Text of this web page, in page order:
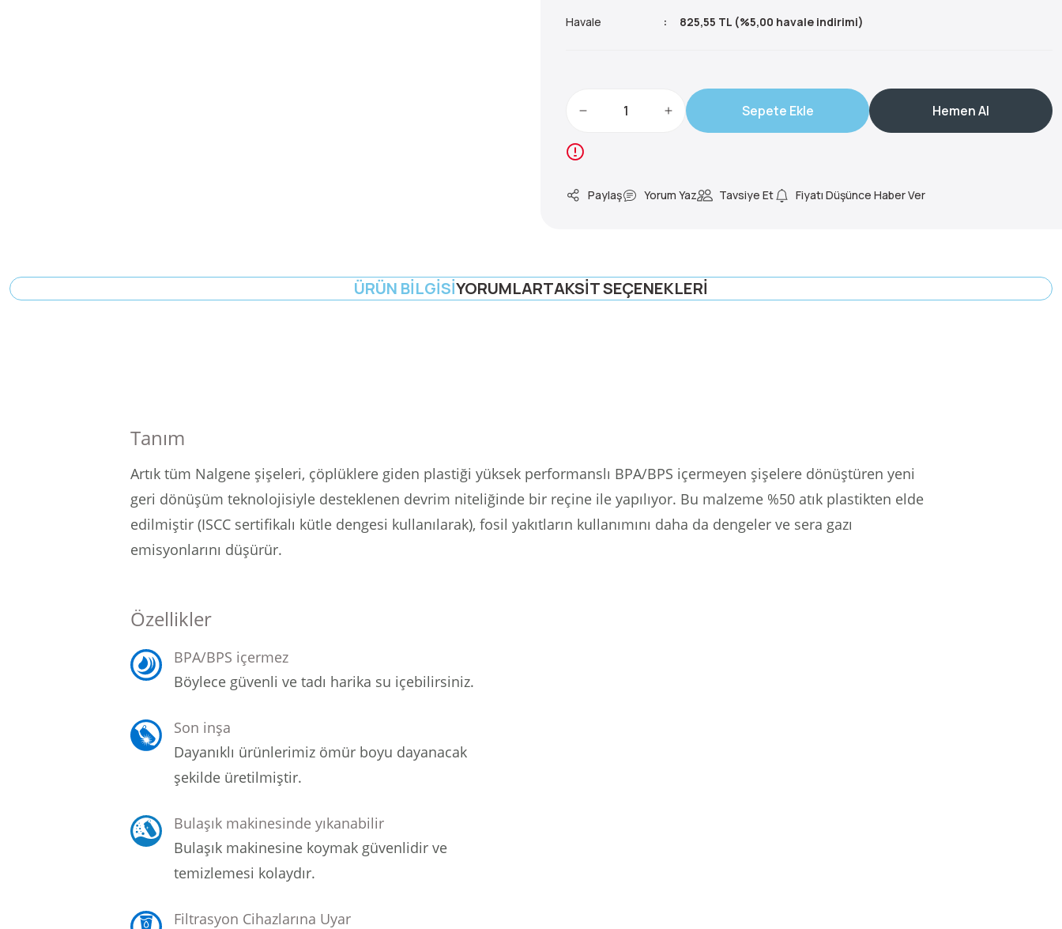
Havale
825,55 TL (%5,00 havale indirimi)
Sepete Ekle Hemen Al
Paylaş Yorum Yaz Tavsiye Et Fiyatı Düşünce Haber Ver
ÜRÜN BILGISIYORUMLARTAKSIT SEÇENEKLERI
Tanım
Artık tüm Nalgene şişeleri, çöplüklere giden plastiği yüksek performanslı BPA/BPS içermeyen şişelere dönüştüren yeni
geri dönüşüm teknolojisiyle desteklenen devrim niteliğinde bir reçine ile yapılıyor. Bu malzeme %50 atık plastikten elde
edilmiştir (ISCC sertifikalı kütle dengesi kullanılarak), fosil yakıtların kullanımını daha da dengeler ve sera gazı
emisyonlarını düşürür.
Özellikler
BPA/BPS içermez
Böylece güvenli ve tadı harika su içebilirsiniz.
Son inşa
Dayanıklı ürünlerimiz ömür boyu dayanacak
şekilde üretilmiştir.
Bulaşık makinesinde yıkanabilir
Bulaşık makinesine koymak güvenlidir ve
temizlemesi kolaydır.
Filtrasyon Cihazlarına Uyar